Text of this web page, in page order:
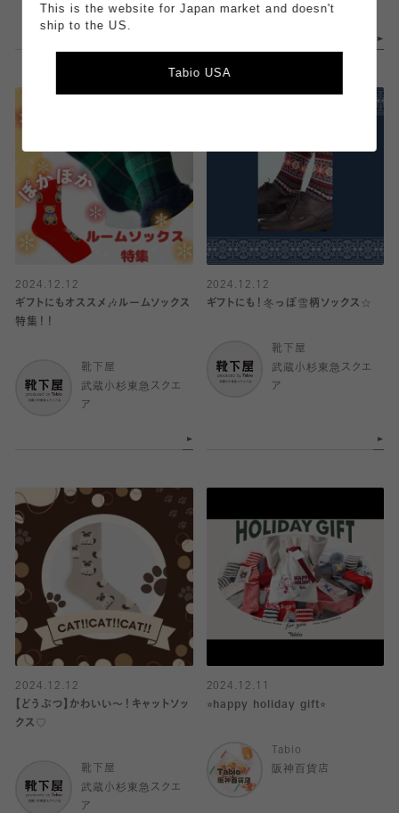
ア
2024.12.12
ギフトにもオススメ🎶ルームソックス
特集！！
靴下屋
武蔵小杉東急スクエ
ア
2024.12.12
ギフトにも！冬っぽ雪柄ソックス☆
靴下屋
武蔵小杉東急スクエ
ア
2024.12.12
【どうぶつ】かわいい〜！キャットソッ
クス♡
靴下屋
武蔵小杉東急スクエ
ア
2024.12.11
⭐︎happy holiday gift⭐︎
Tabio
阪神百貨店
This is the website for Japan market and doesn't
ship to the US.
Tabio USA